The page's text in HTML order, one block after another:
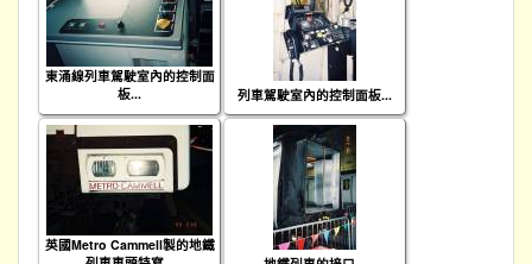
東涌線列車駕駛室內的控制面
板...
列車駕駛室內的控制面板...
英國Metro Cammell製的地鐵